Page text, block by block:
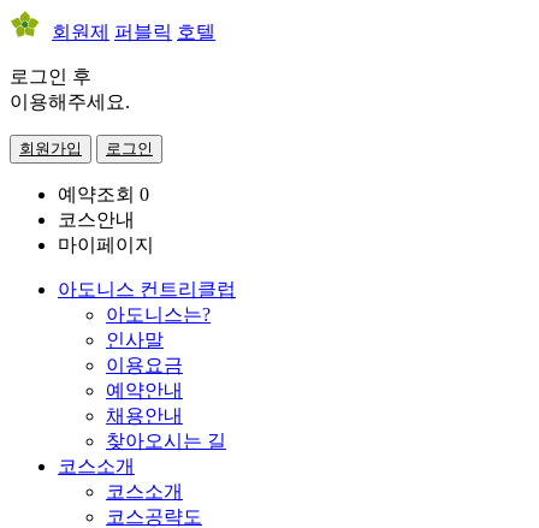
회원제 퍼블릭 호텔
로그인 후
이용해주세요.
회원가입 로그인
예약조회 0
코스안내
마이페이지
아도니스 컨트리클럽
아도니스는?
인사말
이용요금
예약안내
채용안내
찾아오시는 길
코스소개
코스소개
코스공략도